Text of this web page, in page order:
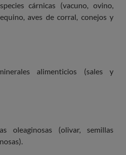
cárnicas (vacuno, ovino,
aves de corral, conejos y
alimenticios (sales y
oleaginosas (olivar, semillas